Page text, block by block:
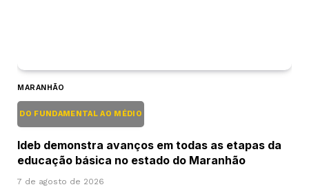
MARANHÃO
DO FUNDAMENTAL AO MÉDIO
Ideb demonstra avanços em todas as etapas da
educação básica no estado do Maranhão
7 de agosto de 2026